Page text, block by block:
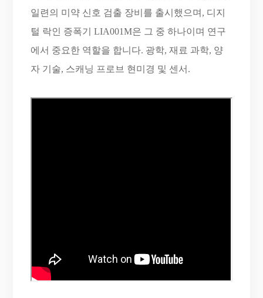
일련의 미약 신호 검출 장비를 출시했으며, 디지
털 락인 증폭기 LIA001M은 그 중 하나이며 연구
에서 중요한 역할을 합니다. 광학, 재료 과학, 양
자 기술, 스캐닝 프로브 현미경 및 센서.